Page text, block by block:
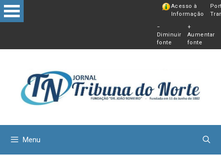
Pular
para
Acesso à
Informação
−
Diminuir
fonte
+
Aumentar
fonte
Menu